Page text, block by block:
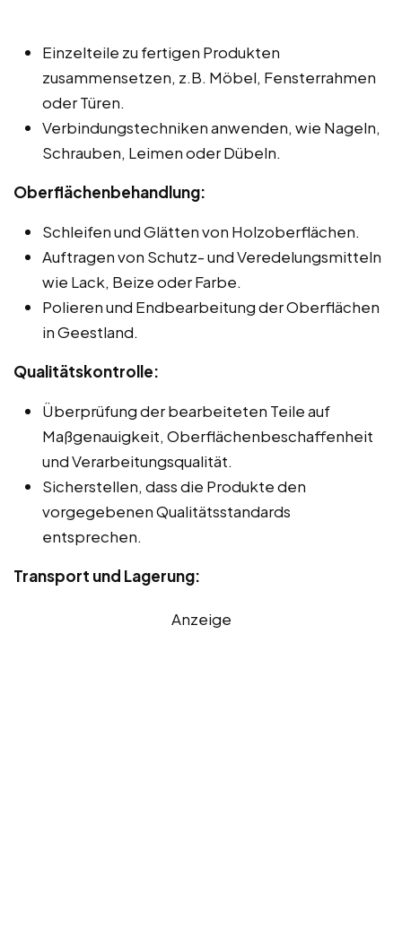
Einzelteile zu fertigen Produkten
zusammensetzen, z.B. Möbel, Fensterrahmen
oder Türen.
Verbindungstechniken anwenden, wie Nageln,
Schrauben, Leimen oder Dübeln.
Oberflächenbehandlung:
Schleifen und Glätten von Holzoberflächen.
Auftragen von Schutz- und Veredelungsmitteln
wie Lack, Beize oder Farbe.
Polieren und Endbearbeitung der Oberflächen
in Geestland.
Qualitätskontrolle:
Überprüfung der bearbeiteten Teile auf
Maßgenauigkeit, Oberflächenbeschaffenheit
und Verarbeitungsqualität.
Sicherstellen, dass die Produkte den
vorgegebenen Qualitätsstandards
entsprechen.
Transport und Lagerung:
Anzeige